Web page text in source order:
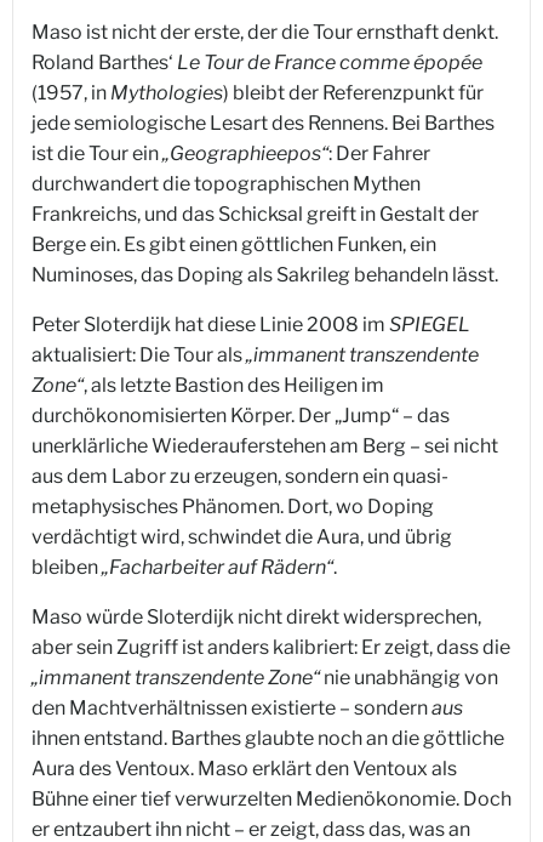
Maso ist nicht der erste, der die Tour ernsthaft denkt.
Roland Barthes‘ Le Tour de France comme épopée
(1957, in Mythologies) bleibt der Referenzpunkt für
jede semiologische Lesart des Rennens. Bei Barthes
ist die Tour ein„Geographieepos“: Der Fahrer
durchwandert die topographischen Mythen
Frankreichs, und das Schicksal greift in Gestalt der
Berge ein. Es gibt einen göttlichen Funken, ein
Numinoses, das Doping als Sakrileg behandeln lässt.
Peter Sloterdijk hat diese Linie 2008 im SPIEGEL
aktualisiert: Die Tour als„immanent transzendente
Zone“, als letzte Bastion des Heiligen im
durchökonomisierten Körper. Der „Jump“ – das
unerklärliche Wiederauferstehen am Berg – sei nicht
aus dem Labor zu erzeugen, sondern ein quasi-
metaphysisches Phänomen. Dort, wo Doping
verdächtigt wird, schwindet die Aura, und übrig
bleiben„Facharbeiter auf Rädern“.
Maso würde Sloterdijk nicht direkt widersprechen,
aber sein Zugriff ist anders kalibriert: Er zeigt, dass die
„immanent transzendente Zone“nie unabhängig von
den Machtverhältnissen existierte – sondernaus
ihnen entstand. Barthes glaubte noch an die göttliche
Aura des Ventoux. Maso erklärt den Ventoux als
Bühne einer tief verwurzelten Medienökonomie. Doch
er entzaubert ihn nicht – er zeigt, dass das, was an